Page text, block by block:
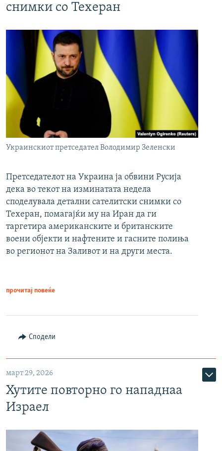
снимки со Техеран
Украинскиот претседател Володимир Зеленски
Претседателот на Украина ја обвини Русија
дека во текот на изминатата недела
споделувала детални сателитски снимки со
Техеран, помагајќи му на Иран да ги
таргетира американските и британските
воени објекти и нафтените и гасните полиња
во регионот на Заливот и на други места.
прочитај повеќе
Сподели
март 29, 2026
Хутите повторно го нападнаа
Израел